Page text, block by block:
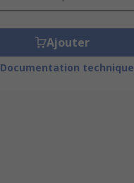
Ajouter
Documentation technique